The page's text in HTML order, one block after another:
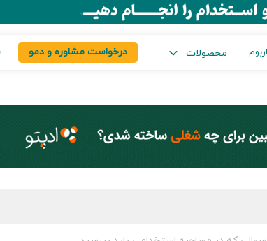
محصولات درخواست مشاوره و دمو